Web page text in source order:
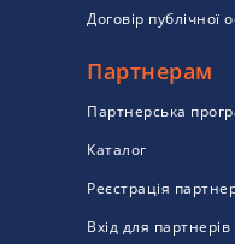
Договір публічної
Партнерам
Партнерська
Каталог
Реєстрація
Вхід для партнерів